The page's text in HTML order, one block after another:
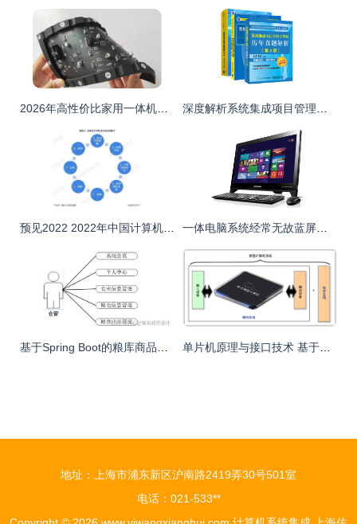
地址：上海市浦东新区沪南路2419弄30号501室
电话：021-533**